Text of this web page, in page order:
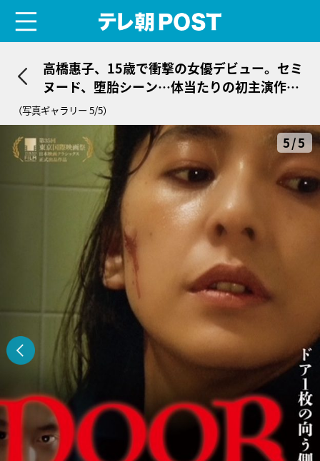
高橋惠子、15歳で衝撃の女優デビュー。セミ
ヌード、堕胎シーン…体当たりの初主演作は
「内容も知らずに勢いで（笑）」
（写真ギャラリー 5/5）
5/5